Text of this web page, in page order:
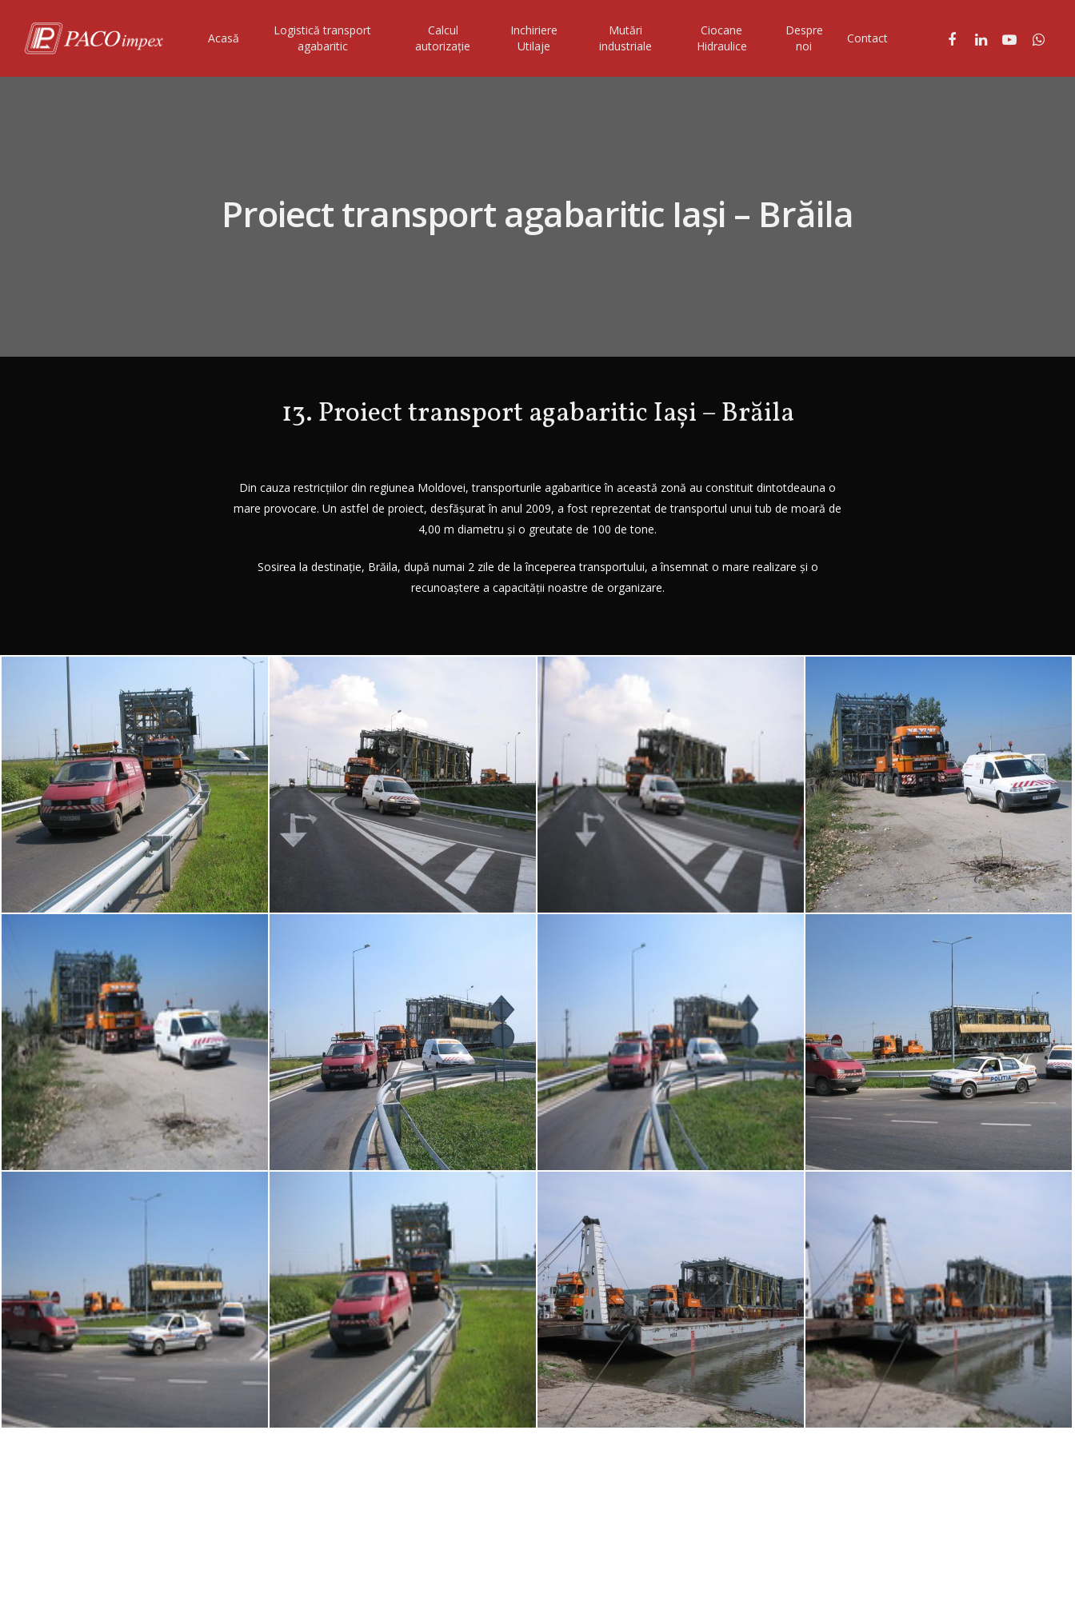
Hit enter to search or ESC to close
Acasă
Logistică transport
agabaritic
Calcul
autorizație
Inchiriere
Utilaje
Mutări
industriale
Ciocane
Hidraulice
Despre
noi
Contact
Proiect transport agabaritic Iași – Brăila
13. Proiect transport agabaritic Iași – Brăila
Din cauza restricțiilor din regiunea Moldovei, transporturile agabaritice în această zonă au constituit dintotdeauna o
mare provocare. Un astfel de proiect, desfășurat în anul 2009, a fost reprezentat de transportul unui tub de moară de
4,00 m diametru și o greutate de 100 de tone.
Sosirea la destinație, Brăila, după numai 2 zile de la începerea transportului, a însemnat o mare realizare și o
recunoaștere a capacității noastre de organizare.